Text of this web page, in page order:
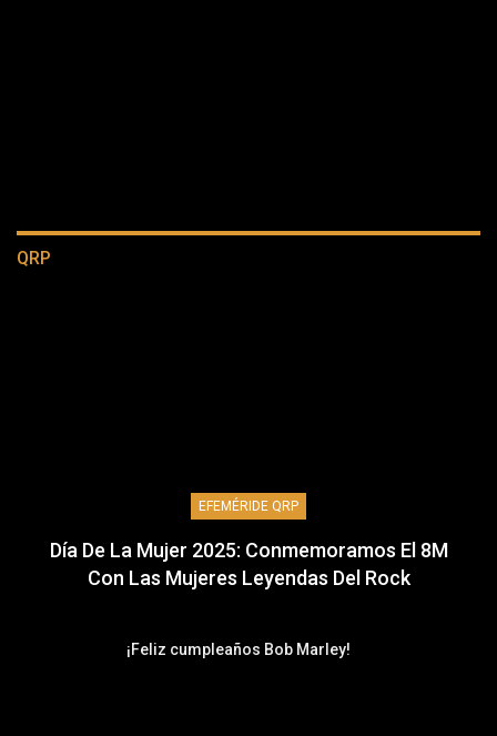
QRP
EFEMÉRIDE QRP
Día De La Mujer 2025: Conmemoramos El 8M
Con Las Mujeres Leyendas Del Rock
¡Feliz cumpleaños Bob Marley!